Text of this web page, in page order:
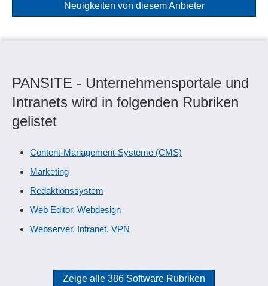
Neuigkeiten von diesem Anbieter
PANSITE - Unternehmensportale und
Intranets wird in folgenden Rubriken
gelistet
Content-Management-Systeme (CMS)
Marketing
Redaktionssystem
Web Editor, Webdesign
Webserver, Intranet, VPN
Zeige alle 386 Software Rubriken